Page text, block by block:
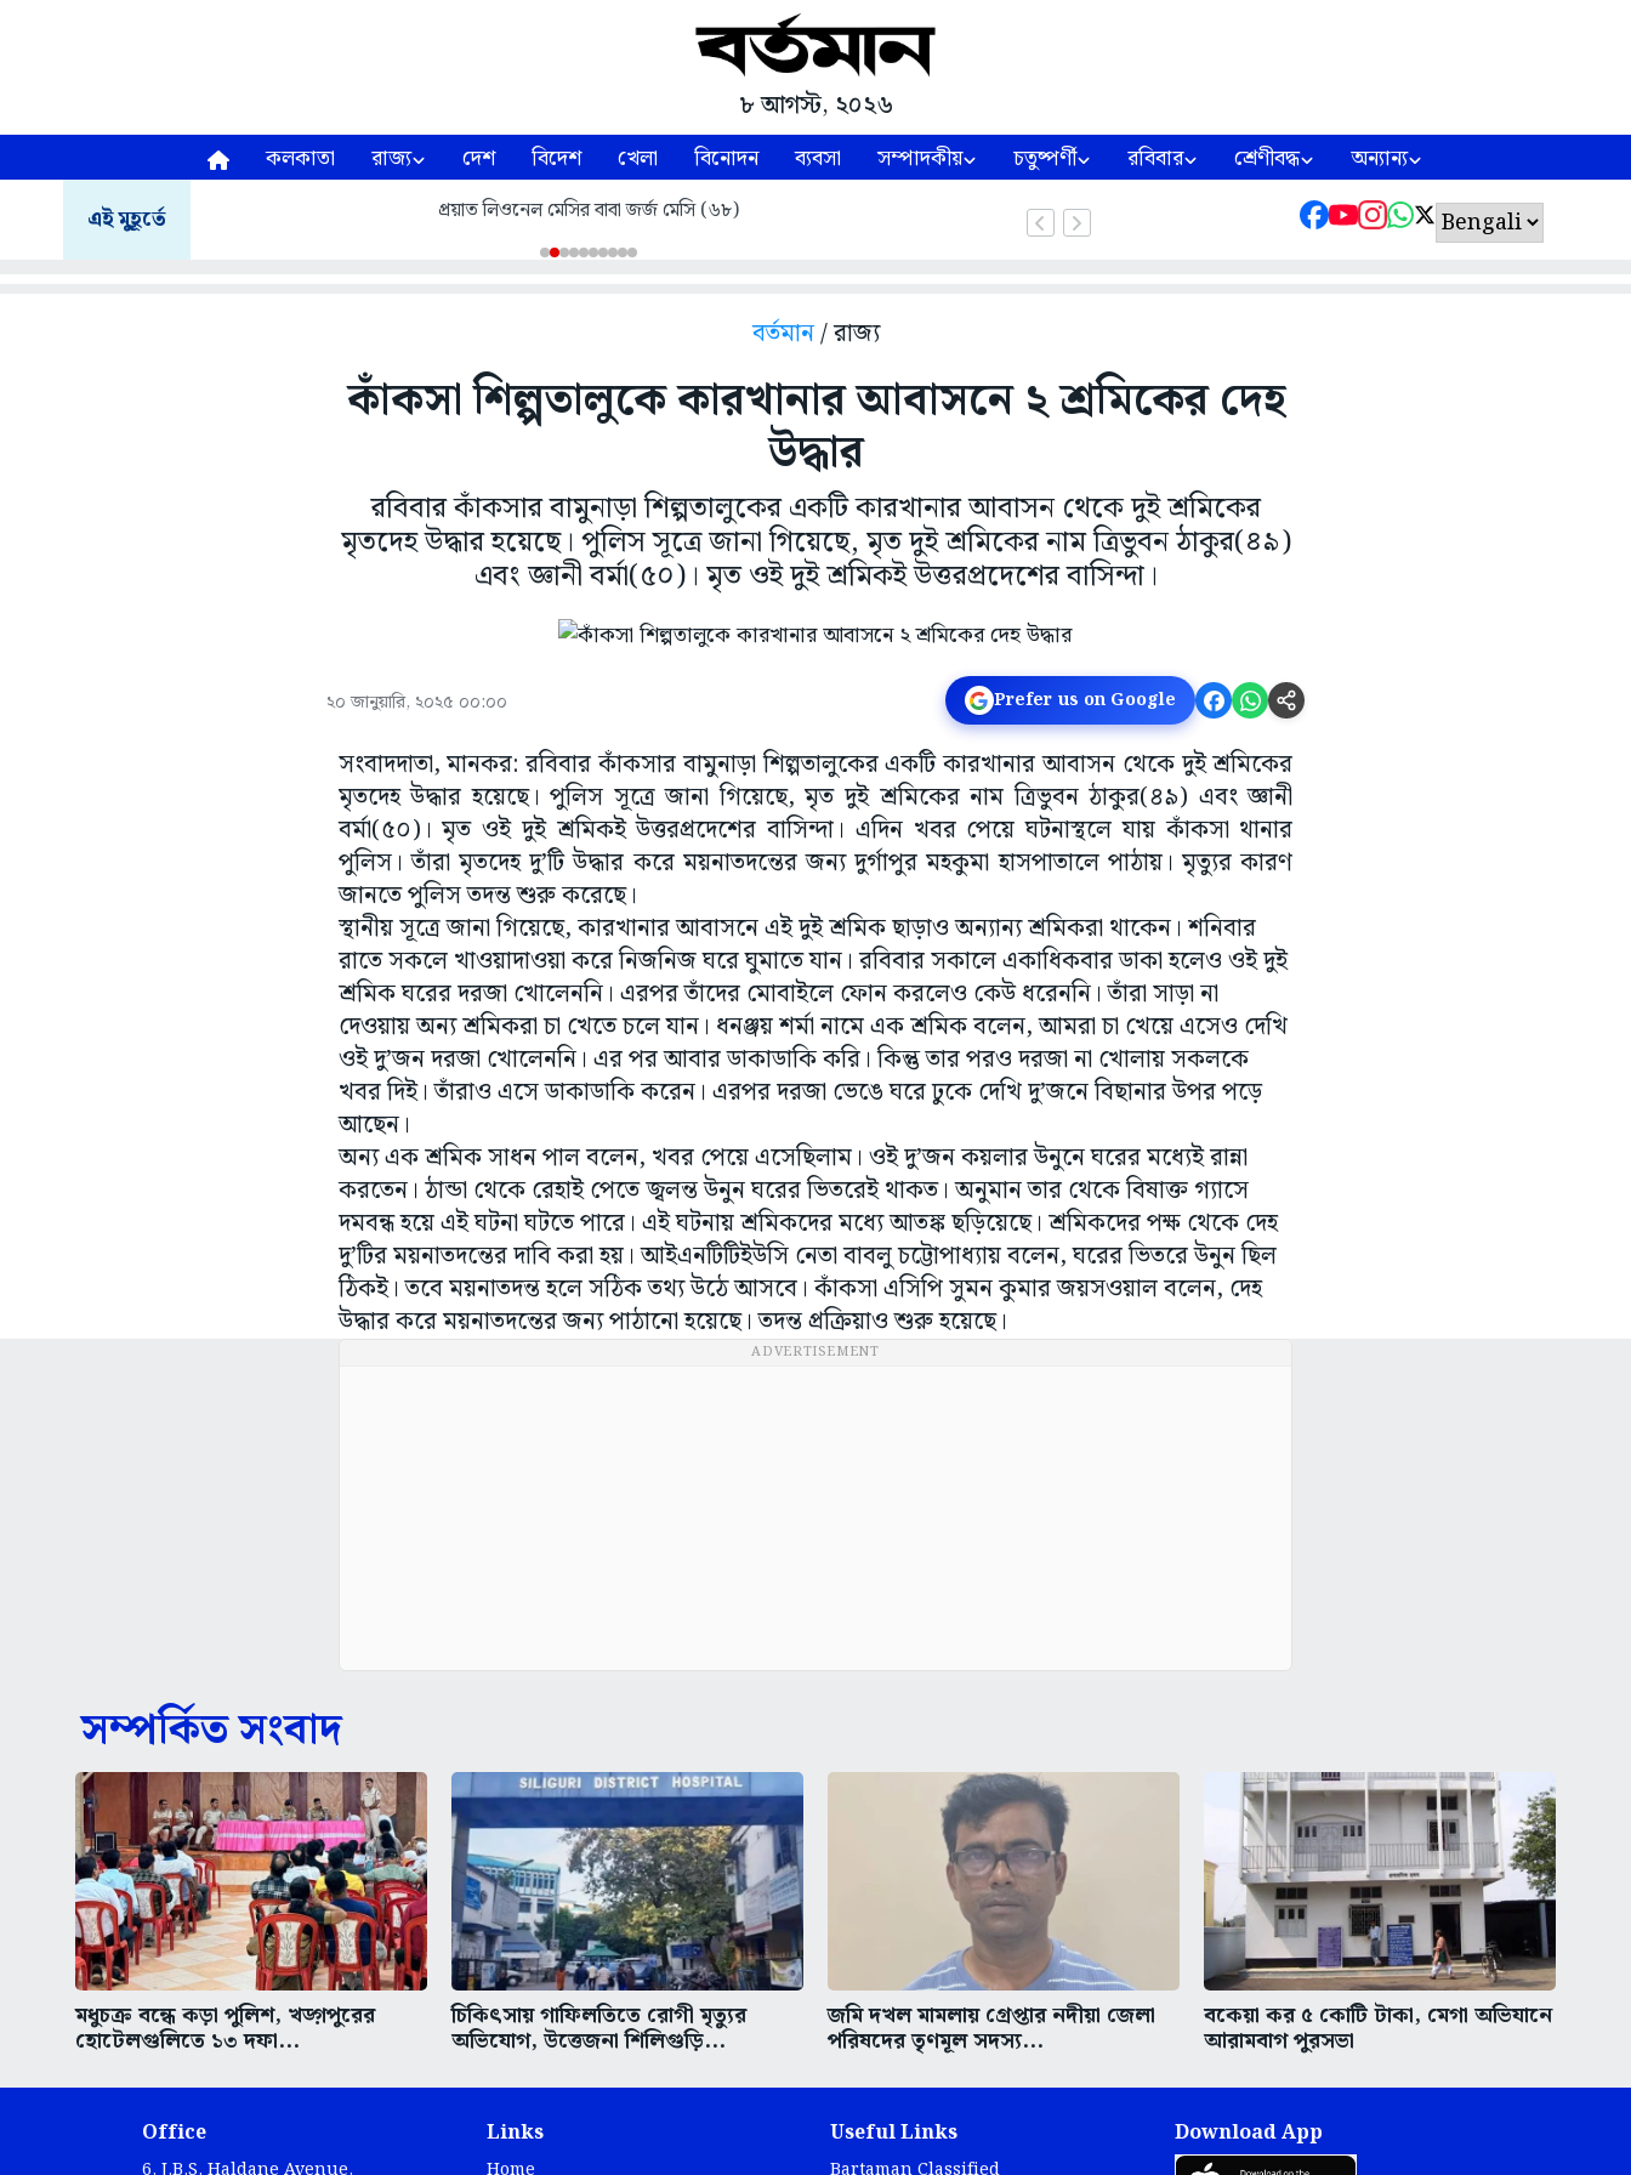
৮ আগস্ট, ২০২৬
কলকাতা রাজ্য দেশ বিদেশ খেলা বিনোদন ব্যবসা সম্পাদকীয় চতুষ্পর্ণী রবিবার শ্রেণীবদ্ধ অন্যান্য
এই মুহূর্তে প্রয়াত লিওনেল মেসির বাবা জর্জ মেসি (৬৮)
বর্তমান/ রাজ্য
কাঁকসা শিল্পতালুকে কারখানার আবাসনে ২ শ্রমিকের দেহ
উদ্ধার
রবিবার কাঁকসার বামুনাড়া শিল্পতালুকের একটি কারখানার আবাসন থেকে দুই শ্রমিকের
মৃতদেহ উদ্ধার হয়েছে। পুলিস সূত্রে জানা গিয়েছে, মৃত দুই শ্রমিকের নাম ত্রিভুবন ঠাকুর(৪৯)
এবং জ্ঞানী বর্মা(৫০)। মৃত ওই দুই শ্রমিকই উত্তরপ্রদেশের বাসিন্দা।
২০ জানুয়ারি, ২০২৫ ০০:০০ Prefer us on Google
সংবাদদাতা, মানকর: রবিবার কাঁকসার বামুনাড়া শিল্পতালুকের একটি কারখানার আবাসন থেকে দুই শ্রমিকের
মৃতদেহ উদ্ধার হয়েছে। পুলিস সূত্রে জানা গিয়েছে, মৃত দুই শ্রমিকের নাম ত্রিভুবন ঠাকুর(৪৯) এবং জ্ঞানী
বর্মা(৫০)। মৃত ওই দুই শ্রমিকই উত্তরপ্রদেশের বাসিন্দা। এদিন খবর পেয়ে ঘটনাস্থলে যায় কাঁকসা থানার
পুলিস। তাঁরা মৃতদেহ দু’টি উদ্ধার করে ময়নাতদন্তের জন্য দুর্গাপুর মহকুমা হাসপাতালে পাঠায়। মৃত্যুর কারণ
জানতে পুলিস তদন্ত শুরু করেছে।
স্থানীয় সূত্রে জানা গিয়েছে, কারখানার আবাসনে এই দুই শ্রমিক ছাড়াও অন্যান্য শ্রমিকরা থাকেন। শনিবার
রাতে সকলে খাওয়াদাওয়া করে নিজনিজ ঘরে ঘুমাতে যান। রবিবার সকালে একাধিকবার ডাকা হলেও ওই দুই
শ্রমিক ঘরের দরজা খোলেননি। এরপর তাঁদের মোবাইলে ফোন করলেও কেউ ধরেননি। তাঁরা সাড়া না
দেওয়ায় অন্য শ্রমিকরা চা খেতে চলে যান। ধনঞ্জয় শর্মা নামে এক শ্রমিক বলেন, আমরা চা খেয়ে এসেও দেখি
ওই দু’জন দরজা খোলেননি। এর পর আবার ডাকাডাকি করি। কিন্তু তার পরও দরজা না খোলায় সকলকে
খবর দিই। তাঁরাও এসে ডাকাডাকি করেন। এরপর দরজা ভেঙে ঘরে ঢুকে দেখি দু’জনে বিছানার উপর পড়ে
আছেন।
অন্য এক শ্রমিক সাধন পাল বলেন, খবর পেয়ে এসেছিলাম। ওই দু’জন কয়লার উনুনে ঘরের মধ্যেই রান্না
করতেন। ঠান্ডা থেকে রেহাই পেতে জ্বলন্ত উনুন ঘরের ভিতরেই থাকত। অনুমান তার থেকে বিষাক্ত গ্যাসে
দমবন্ধ হয়ে এই ঘটনা ঘটতে পারে। এই ঘটনায় শ্রমিকদের মধ্যে আতঙ্ক ছড়িয়েছে। শ্রমিকদের পক্ষ থেকে দেহ
দু’টির ময়নাতদন্তের দাবি করা হয়। আইএনটিটিইউসি নেতা বাবলু চট্টোপাধ্যায় বলেন, ঘরের ভিতরে উনুন ছিল
ঠিকই। তবে ময়নাতদন্ত হলে সঠিক তথ্য উঠে আসবে। কাঁকসা এসিপি সুমন কুমার জয়সওয়াল বলেন, দেহ
উদ্ধার করে ময়নাতদন্তের জন্য পাঠানো হয়েছে। তদন্ত প্রক্রিয়াও শুরু হয়েছে।
ADVERTISEMENT
সম্পর্কিত সংবাদ
মধুচক্র বন্ধে কড়া পুলিশ, খড়্গপুরের
হোটেলগুলিতে ১৩ দফা...
চিকিৎসায় গাফিলতিতে রোগী মৃত্যুর
অভিযোগ, উত্তেজনা শিলিগুড়ি...
জমি দখল মামলায় গ্রেপ্তার নদীয়া জেলা
পরিষদের তৃণমূল সদস্য...
বকেয়া কর ৫ কোটি টাকা, মেগা অভিযানে
আরামবাগ পুরসভা
Office Links Useful Links Download App